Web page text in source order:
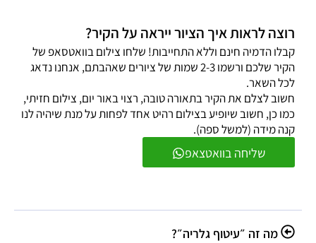
שליחה בוואטצאפ
רוצה לראות איך הציור ייראה על הקיר?
קבלו הדמיה חינם וללא התחייבות! שלחו צילום בוואטסאפ של
הקיר שלכם ורשמו 2-3 שמות של ציורים שאהבתם, אנחנו נדאג
לכל השאר.
חשוב לצלם את הקיר בתאורה טובה, רצוי באור יום, צילום חזיתי,
כמו כן, חשוב שיופיע בצילום רהיט אחד לפחות על מנת שיהיה לנו
קנה מידה (למשל ספה).
מה זה ״עיטוף גלריה״?